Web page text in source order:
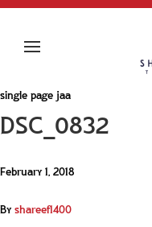
single page jaa
DSC_0832
February 1, 2018
Byshareef1400